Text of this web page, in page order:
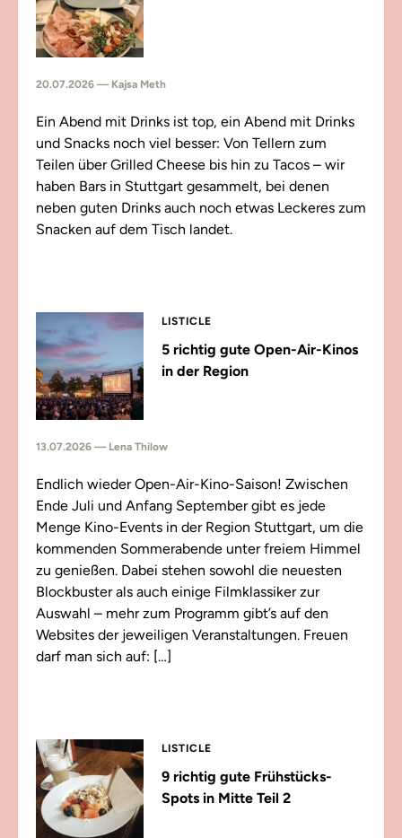
20.07.2026 — Kajsa Meth
Ein Abend mit Drinks ist top, ein Abend mit Drinks
und Snacks noch viel besser: Von Tellern zum
Teilen über Grilled Cheese bis hin zu Tacos – wir
haben Bars in Stuttgart gesammelt, bei denen
neben guten Drinks auch noch etwas Leckeres zum
Snacken auf dem Tisch landet.
LISTICLE
5 richtig gute Open-Air-Kinos
in der Region
13.07.2026 — Lena Thilow
Endlich wieder Open-Air-Kino-Saison! Zwischen
Ende Juli und Anfang September gibt es jede
Menge Kino-Events in der Region Stuttgart, um die
kommenden Sommerabende unter freiem Himmel
zu genießen. Dabei stehen sowohl die neuesten
Blockbuster als auch einige Filmklassiker zur
Auswahl – mehr zum Programm gibt’s auf den
Websites der jeweiligen Veranstaltungen. Freuen
darf man sich auf: […]
LISTICLE
9 richtig gute Frühstücks-
Spots in Mitte Teil 2